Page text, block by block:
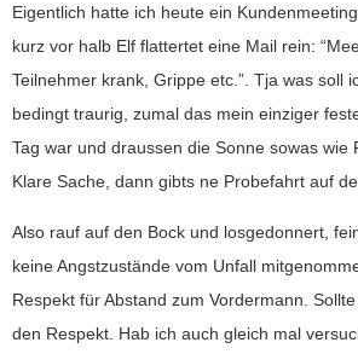
Eigentlich hatte ich heute ein
kurz vor halb Elf flattertet eine Mail rein:
Teilnehmer krank, Grippe etc.”. Tja was soll
bedingt traurig, zumal das mein einziger
Tag war und draussen die Sonne sowas wie
Klare Sache, dann gibts ne Probefahrt auf
Also rauf auf den Bock und losgedonnert,
keine Angstzustände vom Unfall
Respekt für Abstand zum Vordermann.
den Respekt. Hab ich auch gleich mal